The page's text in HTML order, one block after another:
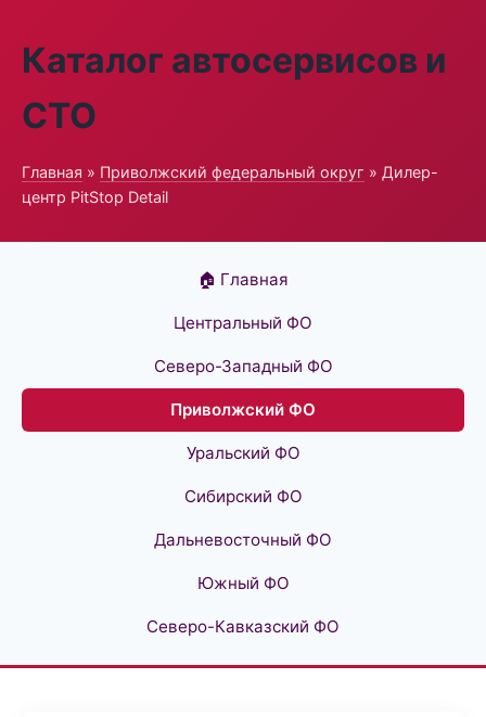
Каталог автосервисов и
СТО
Главная » Приволжский федеральный округ » Дилер-
центр PitStop Detail
🏠 Главная
Центральный ФО
Северо-Западный ФО
Приволжский ФО
Уральский ФО
Сибирский ФО
Дальневосточный ФО
Южный ФО
Северо-Кавказский ФО